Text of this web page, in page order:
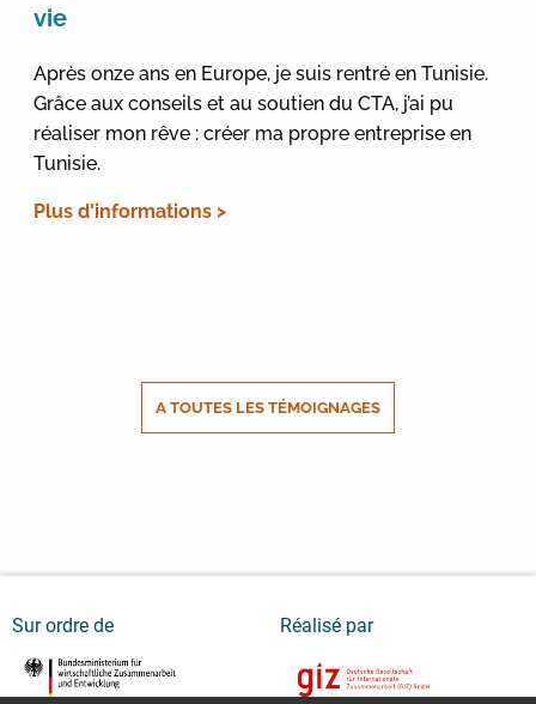
vie
Après onze ans en Europe, je suis rentré en Tunisie.
Grâce aux conseils et au soutien du CTA, j’ai pu
réaliser mon rêve : créer ma propre entreprise en
Tunisie.
Plus d'informations >
A TOUTES LES TÉMOIGNAGES
Sur ordre de Réalisé par